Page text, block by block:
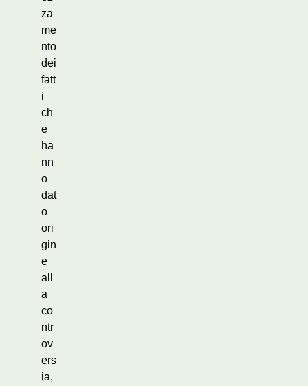
za
me
nto
dei
fatt
i
ch
e
ha
nn
o
dat
o
ori
gin
e
all
a
co
ntr
ov
ers
ia,